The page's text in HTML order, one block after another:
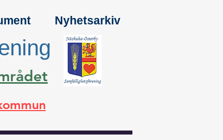
Nyhetsarkiv